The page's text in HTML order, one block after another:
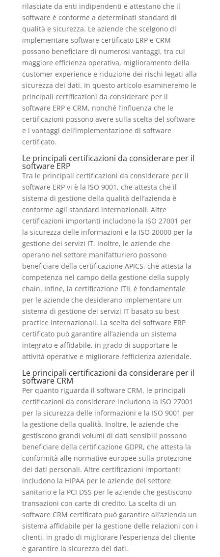
rilasciate da enti indipendenti e attestano che il
software è conforme a determinati standard di
qualità e sicurezza. Le aziende che scelgono di
implementare software certificato ERP e CRM
possono beneficiare di numerosi vantaggi, tra cui
maggiore efficienza operativa, miglioramento della
customer experience e riduzione dei rischi legati alla
sicurezza dei dati. In questo articolo esamineremo le
principali certificazioni da considerare per il
software ERP e CRM, nonché l’influenza che le
certificazioni possono avere sulla scelta del software
e i vantaggi dell’implementazione di software
certificato.
Le principali certificazioni da considerare per il
software ERP
Tra le principali certificazioni da considerare per il
software ERP vi è la ISO 9001, che attesta che il
sistema di gestione della qualità dell’azienda è
conforme agli standard internazionali. Altre
certificazioni importanti includono la ISO 27001 per
la sicurezza delle informazioni e la ISO 20000 per la
gestione dei servizi IT. Inoltre, le aziende che
operano nel settore manifatturiero possono
beneficiare della certificazione APICS, che attesta la
competenza nel campo della gestione della supply
chain. Infine, la certificazione ITIL è fondamentale
per le aziende che desiderano implementare un
sistema di gestione dei servizi IT basato su best
practice internazionali. La scelta del software ERP
certificato può garantire all’azienda un sistema
integrato e affidabile, in grado di supportare le
attività operative e migliorare l’efficienza aziendale.
Le principali certificazioni da considerare per il
software CRM
Per quanto riguarda il software CRM, le principali
certificazioni da considerare includono la ISO 27001
per la sicurezza delle informazioni e la ISO 9001 per
la gestione della qualità. Inoltre, le aziende che
gestiscono grandi volumi di dati sensibili possono
beneficiare della certificazione GDPR, che attesta la
conformità alle normative europee sulla protezione
dei dati personali. Altre certificazioni importanti
includono la HIPAA per le aziende del settore
sanitario e la PCI DSS per le aziende che gestiscono
transazioni con carte di credito. La scelta di un
software CRM certificato può garantire all’azienda un
sistema affidabile per la gestione delle relazioni con i
clienti, in grado di migliorare l’esperienza del cliente
e garantire la sicurezza dei dati.